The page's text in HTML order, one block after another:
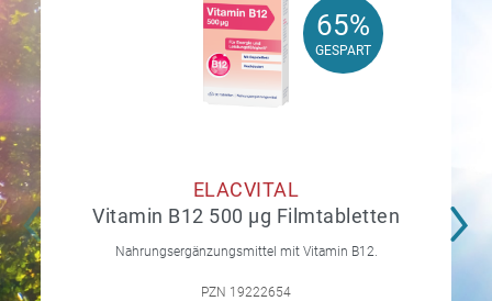
65%
GESPART
65%
GESPART
ELACVITAL
Vitamin B12 500 µg Filmtabletten
Nahrungsergänzungsmittel mit Vitamin B12.
PZN 19222654